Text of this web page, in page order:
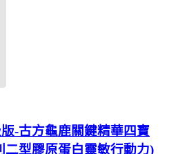
-古方龜鹿關鍵精華四寶
二型膠原蛋白靈敏行動力)